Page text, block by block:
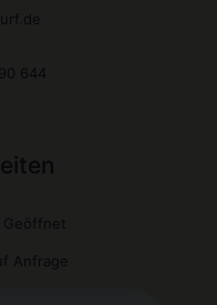
644
Geöffnet
Anfrage